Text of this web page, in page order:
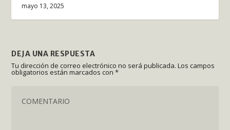
mayo 13, 2025
DEJA UNA RESPUESTA
Tu dirección de correo electrónico no será publicada. Los campos
obligatorios están marcados con*